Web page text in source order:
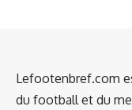
Lefootenbref.com
du football et du